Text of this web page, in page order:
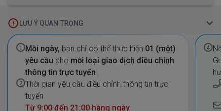
LƯU Ý QUAN TRỌNG
1 Mỗi ngày, bạn chỉ có thể thực hiện 01 (một)
yêu cầu cho mỗi loại giao dịch điều chỉnh
thông tin trực tuyến
2 Thời gian yêu cầu điều chỉnh thông tin trực
tuyến
Từ 9:00 đến 21:00 hàng ngày
4